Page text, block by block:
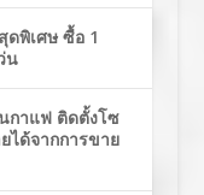
ดพิเศษ ซื้อ 1
น
กาแฟ ติดตั้งโซ
ได้จากการขาย